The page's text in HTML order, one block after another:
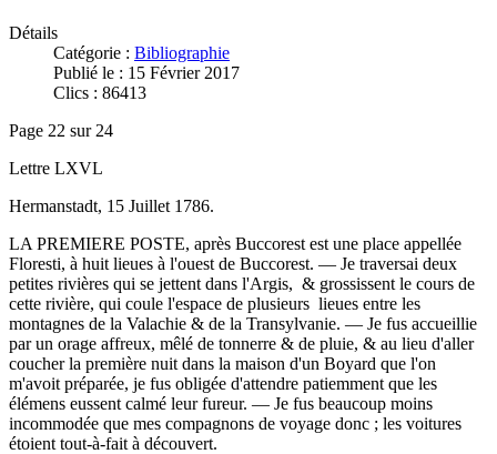
Détails
Catégorie : Bibliographie
Publié le : 15 Février 2017
Clics : 86413
Page 22 sur 24
Lettre LXVL
Hermanstadt, 15 Juillet 1786.
LA PREMIERE POSTE, après Buccorest est une place appellée
Floresti, à huit lieues à l'ouest de Buccorest. — Je traversai deux
petites rivières qui se jettent dans l'Argis, & grossissent le cours de
cette rivière, qui coule l'espace de plusieurs lieues entre les
montagnes de la Valachie & de la Transylvanie. — Je fus accueillie
par un orage affreux, mêlé de tonnerre & de pluie, & au lieu d'aller
coucher la première nuit dans la maison d'un Boyard que l'on
m'avoit préparée, je fus obligée d'attendre patiemment que les
élémens eussent calmé leur fureur. — Je fus beaucoup moins
incommodée que mes compagnons de voyage donc ; les voitures
étoient tout-à-fait à découvert.